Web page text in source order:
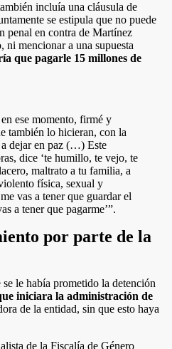
incluía una cláusula de
se estipula que no puede
penal en contra de Martínez
ni mencionar a una supuesta
que pagarle 15 millones de
ese momento, firmé y
también lo hicieran, con la
a dejar en paz (…) Este
dice ‘te humillo, te vejo, te
maltrato a tu familia, a
física, sexual y
vas a tener que guardar el
a tener que pagarme’”.
por parte de la
le había prometido la detención
iniciara la administración de
de la entidad, sin que esto haya
de la Fiscalía de Género